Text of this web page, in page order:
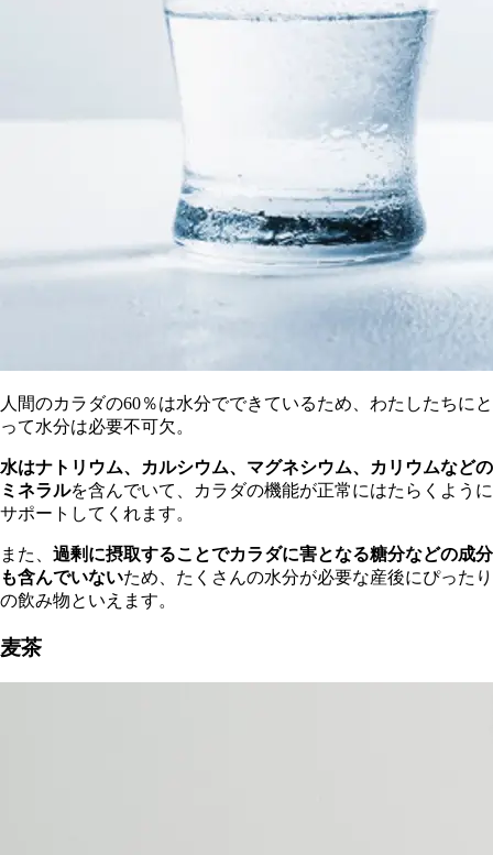
人間のカラダの60％は水分でできているため、わたしたちにと
って水分は必要不可欠。
水はナトリウム、カルシウム、マグネシウム、カリウムなどの
ミネラルを含んでいて、カラダの機能が正常にはたらくように
サポートしてくれます。
また、 過剰に摂取することでカラダに害となる糖分などの成分
も含んでいないため、たくさんの水分が必要な産後にぴったり
の飲み物といえます。
麦茶